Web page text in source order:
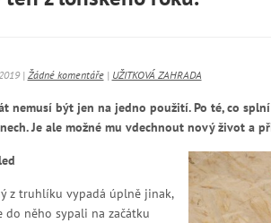
| Žádné komentáře| UŽITKOVÁ ZAHRADA
nemusí být jen na jedno použití.Po té, co
Je ale možné mu vdechnout nový život a
z truhlíku vypadá úplně jinak,
do něho sypali na začátku